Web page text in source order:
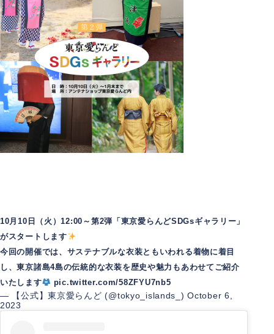
10月10日（火）12:00～第2弾「東京愛らんどSDGsギャラリー」
がスタートします
今回の開催では、サステナブルな衣装ともいわれる着物に着目
し、東京諸島4島の伝統的な衣装を歴史や魅力もあわせてご紹介
いたします
pic.twitter.com/58ZFYU7nb5
— 【公式】東京愛らんど (@tokyo_islands_)October 6,
2023